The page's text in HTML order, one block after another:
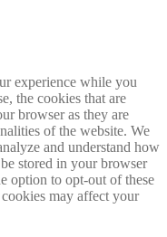
experience while you
the cookies that are
browser as they are
of the website. We
and understand how
stored in your browser
option to opt-out of these
may affect your